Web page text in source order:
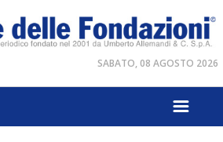
SABATO, 08 AGOSTO 2026